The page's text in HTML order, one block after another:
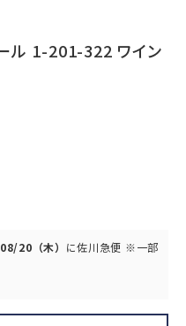
ル 1-201-322 ワイン
20（木） に佐川急便 ※一部